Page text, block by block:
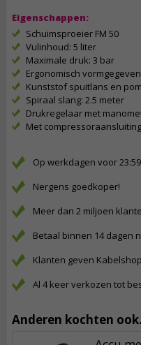
Eigenschappen:
Schuimsproeier FM 50
Vulinhoud: 5 liter
Maximale druk: 3 bar
Ergonomisch
Kunststof spuitlans en
Spiraal slang: 2.5 meter
Drukregelaar met
Met compressoraansluiting
Op werkdagen voor
Nergens goedkoper!
Meer dan 2 miljoen
Betaal binnen 14 dagen
Klanten geven
Al 4 keer verkozen tot
Anderen kochten